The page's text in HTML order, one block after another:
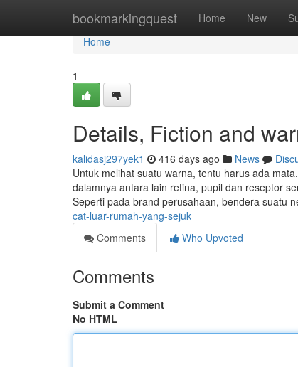
bookmarkingquest Home New
Home
Home
1
Details, Fiction and
kalidasj297yek1 416 days ago News
Untuk melihat suatu warna, tentu harus ada
dalamnya antara lain retina, pupil dan reseptor
Seperti pada brand perusahaan, bendera suatu
cat-luar-rumah-yang-sejuk
Comments
Who Upvoted
Comments
Submit a Comment
No HTML